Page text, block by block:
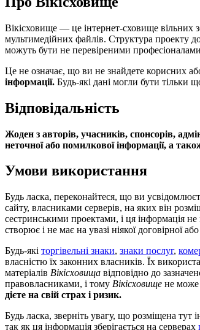
Вікісховище — це інтернет-сховище вільних
мультимедійних файлів. Структура проекту
можуть бути не перевіреними
Це не означає, що ви не знайдете корисних
інформації. Будь-які дані могли бути тільки
Відповідальність
Жоден з авторів, учасників, спонсорів,
неточної або помилкової інформації, а
Умови використання
Будь ласка, переконайтеся, що ви
сайту, власниками серверів, на яких він
сестринськими проектами, і ця інформація
створює і не має на увазі ніякої договірної
Будь-які торгівельні знаки, знаки послуг,
власністю їх законних власників. Їх
матеріалів Вікісховища відповідно до
правовласниками, і тому Вікісховище не може
дієте на свій страх і ризик.
Будь ласка, зверніть увагу, що розміщена тут
так як ця інформація зберігається на серверах